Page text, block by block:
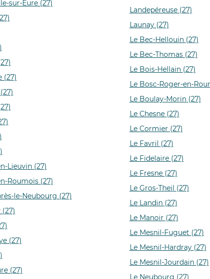
sur-Eure (27)
(27)
Lieuvin (27)
Roumois (27)
le-Neubourg (27)
(27)
(27)
Landepéreuse (27)
Launay (27)
Le Bec-Hellouin (27)
Le Bec-Thomas (27)
Le Bois-Hellain (27)
Le Bosc-Roger-en-
Le Boulay-Morin (27)
Le Chesne (27)
Le Cormier (27)
Le Favril (27)
Le Fidelaire (27)
Le Fresne (27)
Le Gros-Theil (27)
Le Landin (27)
Le Manoir (27)
Le Mesnil-Fuguet (27)
Le Mesnil-Hardray (27)
Le Mesnil-Jourdain (27)
Le Neubourg (27)